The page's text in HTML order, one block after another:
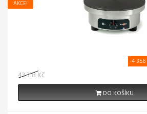
AKCE!
43 318 Kč
-4 356
DO KOŠÍKU